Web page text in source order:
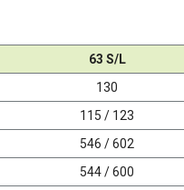
63 S/L
130
115 / 123
546 / 602
544 / 600